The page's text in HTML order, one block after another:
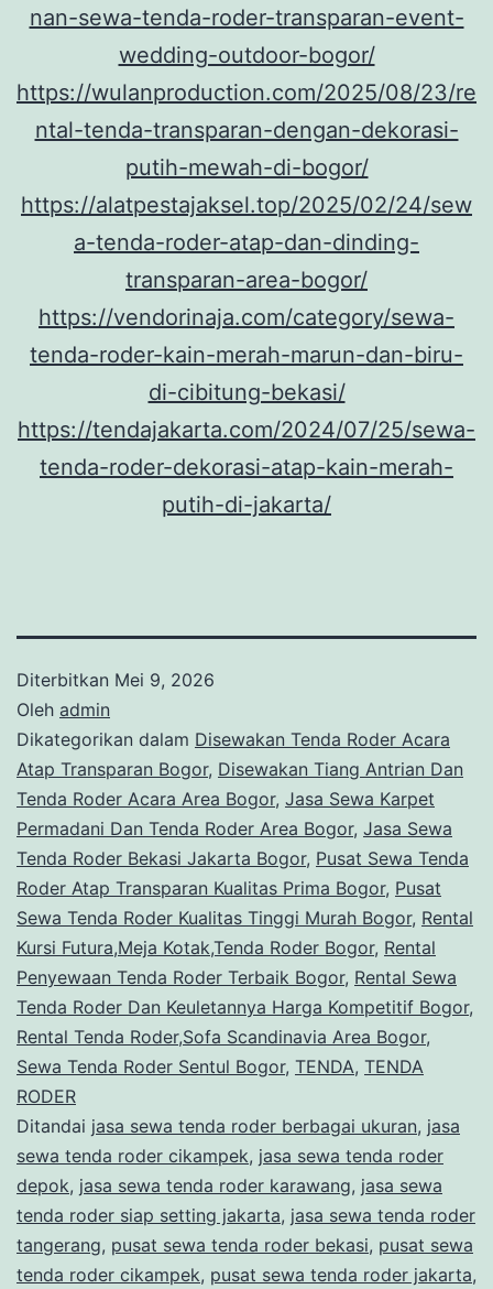
nan-sewa-tenda-roder-transparan-event-
wedding-outdoor-bogor/
https://wulanproduction.com/2025/08/23/re
ntal-tenda-transparan-dengan-dekorasi-
putih-mewah-di-bogor/
https://alatpestajaksel.top/2025/02/24/sew
a-tenda-roder-atap-dan-dinding-
transparan-area-bogor/
https://vendorinaja.com/category/sewa-
tenda-roder-kain-merah-marun-dan-biru-
di-cibitung-bekasi/
https://tendajakarta.com/2024/07/25/sewa-
tenda-roder-dekorasi-atap-kain-merah-
putih-di-jakarta/
Diterbitkan Mei 9, 2026
Oleh admin
Dikategorikan dalam Disewakan Tenda Roder Acara
Atap Transparan Bogor, Disewakan Tiang Antrian Dan
Tenda Roder Acara Area Bogor, Jasa Sewa Karpet
Permadani Dan Tenda Roder Area Bogor, Jasa Sewa
Tenda Roder Bekasi Jakarta Bogor, Pusat Sewa Tenda
Roder Atap Transparan Kualitas Prima Bogor, Pusat
Sewa Tenda Roder Kualitas Tinggi Murah Bogor, Rental
Kursi Futura,Meja Kotak,Tenda Roder Bogor, Rental
Penyewaan Tenda Roder Terbaik Bogor, Rental Sewa
Tenda Roder Dan Keuletannya Harga Kompetitif Bogor,
Rental Tenda Roder,Sofa Scandinavia Area Bogor,
Sewa Tenda Roder Sentul Bogor, TENDA, TENDA
RODER
Ditandai jasa sewa tenda roder berbagai ukuran, jasa
sewa tenda roder cikampek, jasa sewa tenda roder
depok, jasa sewa tenda roder karawang, jasa sewa
tenda roder siap setting jakarta, jasa sewa tenda roder
tangerang, pusat sewa tenda roder bekasi, pusat sewa
tenda roder cikampek, pusat sewa tenda roder jakarta,